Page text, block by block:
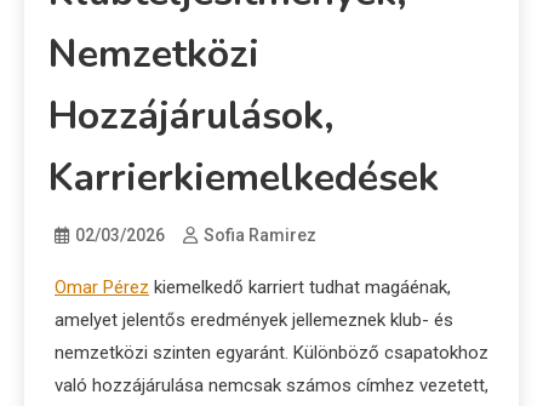
Nemzetközi
Hozzájárulások,
Karrierkiemelkedések
02/03/2026 Sofia Ramirez
Omar Pérez kiemelkedő karriert tudhat magáénak,
amelyet jelentős eredmények jellemeznek klub- és
nemzetközi szinten egyaránt. Különböző csapatokhoz
való hozzájárulása nemcsak számos címhez vezetett,